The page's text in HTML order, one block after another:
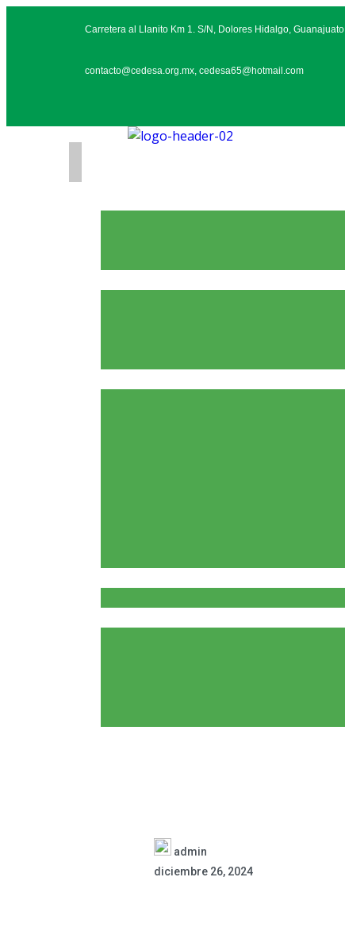
Carretera al Llanito Km 1. S/N, Dolores Hidalgo, Guanajuato
contacto@cedesa.org.mx, cedesa65@hotmail.com
admin
diciembre 26, 2024